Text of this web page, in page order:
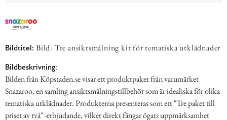
Bildtitel: Bild: Tre ansiktsmålning kit för tematiska utklädnader
Bildbeskrivning:
Bilden från Köpstaden.se visar ett produktpaket från varumärket
Snazaroo, en samling ansiktsmålningstillbehör som är idealiska för olika
tematiska utklädnader. Produkterna presenteras som ett "Tre paket till
priset av två" -erbjudande, vilket direkt fångar ögats uppmärksamhet